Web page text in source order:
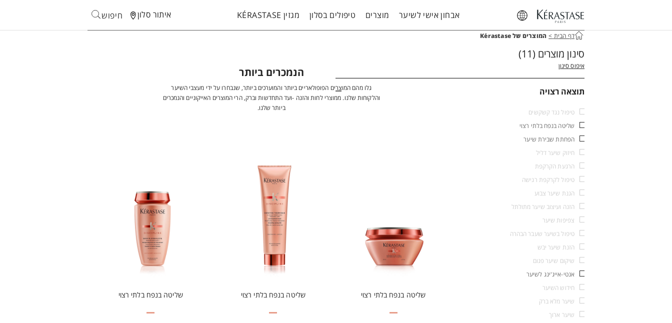
אבחון אישי לשיער מוצרים טיפולים בסלון מגזין KÉRASTASE Search חיפוש איתור סלון
דף הבית > המוצרים של Kérastase
סינון מוצרים (11)
איפוס סינון
תוצאה רצויה
טיפול נגד קשקשים
שליטה בנפח בלתי רצוי
הפחתת שבירת שיער
חיזוק שיער דליל
הרגעת הקרקפת
טיפול לקרקפת רגישה
הגנת שיער צבוע
הזנה ועיצוב שיער מתולתל
צפיפות שיער
טיפול בשיער שעבר הבהרה
הזנת שיער יבש
שיקום שיער פגום
אנטי-אייג'ינג לשיער
חידוש השיער
שיער מלא ברק
שיער ארוך
הנמכרים ביותר
גלו מהם המוצרים הפופולאריים ביותר והמוערכים ביותר, שנבחרו על ידי מעצבי השיער
והלקוחות שלנו. ממוצרי לחות והזנה -ועד התחדשות וברק, הרי המוצרים האייקוניים והנמכרים
ביותר שלנו.
שליטה בנפח בלתי רצוי שליטה בנפח בלתי רצוי שליטה בנפח בלתי רצוי